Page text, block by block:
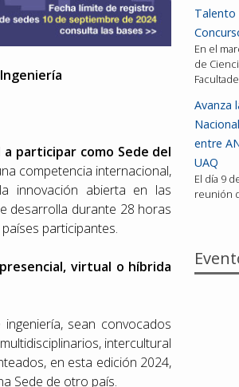
a participar como Sede del
competencia internacional,
innovación abierta en las
desarrolla durante 28 horas
participantes.
virtual o híbrida
sean convocados
intercultural
en esta edición 2024,
Sede de otro país.
Talento
En el
de
Avanza
entre
UAQ
El día 9
reunión